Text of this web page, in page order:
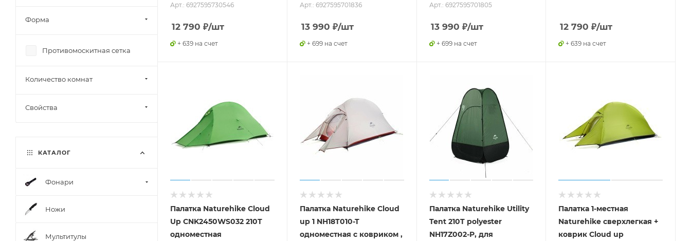
Арт.: 6927595730546
12 790 ₽/шт
+ 639 на счет
Арт.: 6927595701836
13 990 ₽/шт
+ 699 на счет
Арт.: 6927595701805
13 990 ₽/шт
+ 699 на счет
12 790 ₽/шт
+ 639 на счет
Палатка Naturehike Сloud
Up CNK2450WS032 210T
одноместная
Палатка Naturehike Сloud
up 1 NH18T010-T
одноместная с ковриком ,
Палатка Naturehike Utility
Tent 210T polyester
NH17Z002-P, для
Палатка 1-местная
Naturehike сверхлегкая +
коврик Сloud up
Форма
Противомоскитная сетка
Количество комнат
Свойства
КАТАЛОГ
Фонари
Ножи
Мультитулы